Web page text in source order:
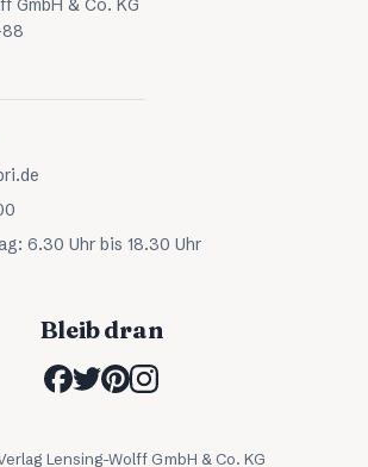
GmbH & Co. KG
6.30 Uhr bis 18.30 Uhr
Bleib dran
Lensing-Wolff GmbH & Co. KG